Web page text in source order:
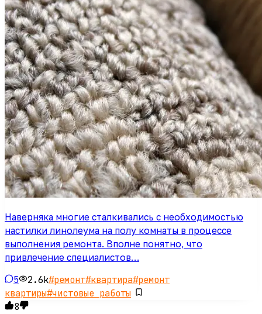
Наверняка многие сталкивались с необходимостью
настилки линолеума на полу комнаты в процессе
выполнения ремонта. Вполне понятно, что
привлечение специалистов…
5 2.6k#ремонт#квартира#ремонт
квартиры#чистовые работы
8